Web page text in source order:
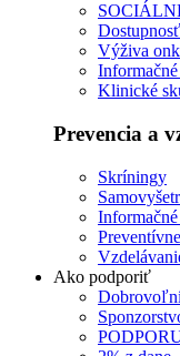
Výživa
Klinické
Prevencia a
Skríningy
Ako podporiť